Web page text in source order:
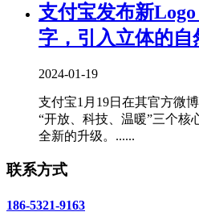
支付宝发布新
字，引入立体的自
2024-01-19
支付宝1月19日在其官方微
“开放、科技、温暖”三个核
全新的升级。......
联系方式
186-5321-9163